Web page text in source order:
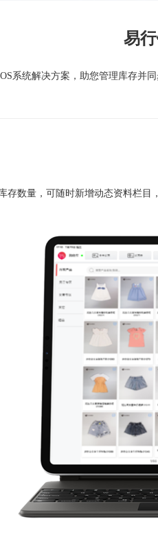
易
系统解决方案，助您管理库存并
存数量，可随时新增动态资料栏